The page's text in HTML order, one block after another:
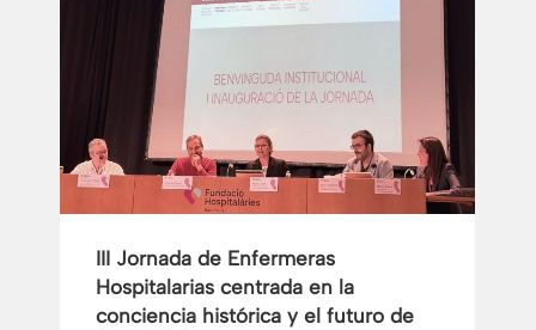
III Jornada de Enfermeras
Hospitalarias centrada en la
conciencia histórica y el futuro de